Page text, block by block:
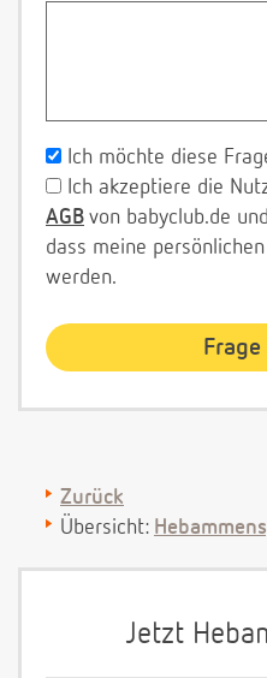
Ich möchte diese
Ich akzeptiere die
AGB von babyclub.de
dass meine
werden.
Zurück
Übersicht:
Jetzt